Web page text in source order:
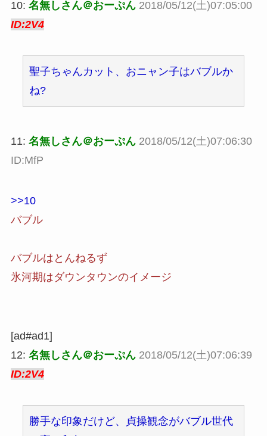
10: 名無しさん＠おーぷん 2018/05/12(土)07:05:00
ID:2V4
聖子ちゃんカット、おニャン子はバブルか
ね?
11: 名無しさん＠おーぷん 2018/05/12(土)07:06:30
ID:MfP
>>10
バブル
バブルはとんねるず
氷河期はダウンタウンのイメージ
[ad#ad1]
12: 名無しさん＠おーぷん 2018/05/12(土)07:06:39
ID:2V4
勝手な印象だけど、貞操観念がバブル世代